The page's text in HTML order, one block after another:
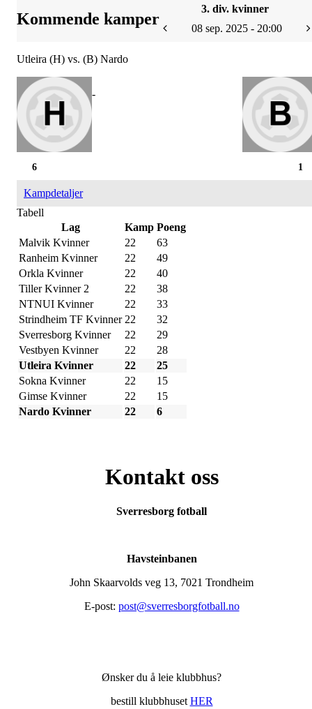
Kommende kamper
3. div. kvinner
08 sep. 2025 - 20:00
Utleira (H) vs. (B) Nardo
-
1
6
Kampdetaljer
Tabell
Lag
Kamp Poeng
Malvik Kvinner
22
63
Ranheim Kvinner
22
49
Orkla Kvinner
22
40
Tiller Kvinner 2
22
38
NTNUI Kvinner
22
33
Strindheim TF Kvinner 22
32
Sverresborg Kvinner
22
29
Vestbyen Kvinner
22
28
Utleira Kvinner
22
25
Sokna Kvinner
22
15
Gimse Kvinner
22
15
Nardo Kvinner
22 6
Kontakt oss
Sverresborg fotball
Havsteinbanen
John Skaarvolds veg 13, 7021 Trondheim
E-post: post@sverresborgfotball.no
Ønsker du å leie klubbhus?
bestill klubbhuset HER